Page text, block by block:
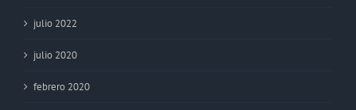
julio 2022
julio 2020
febrero 2020